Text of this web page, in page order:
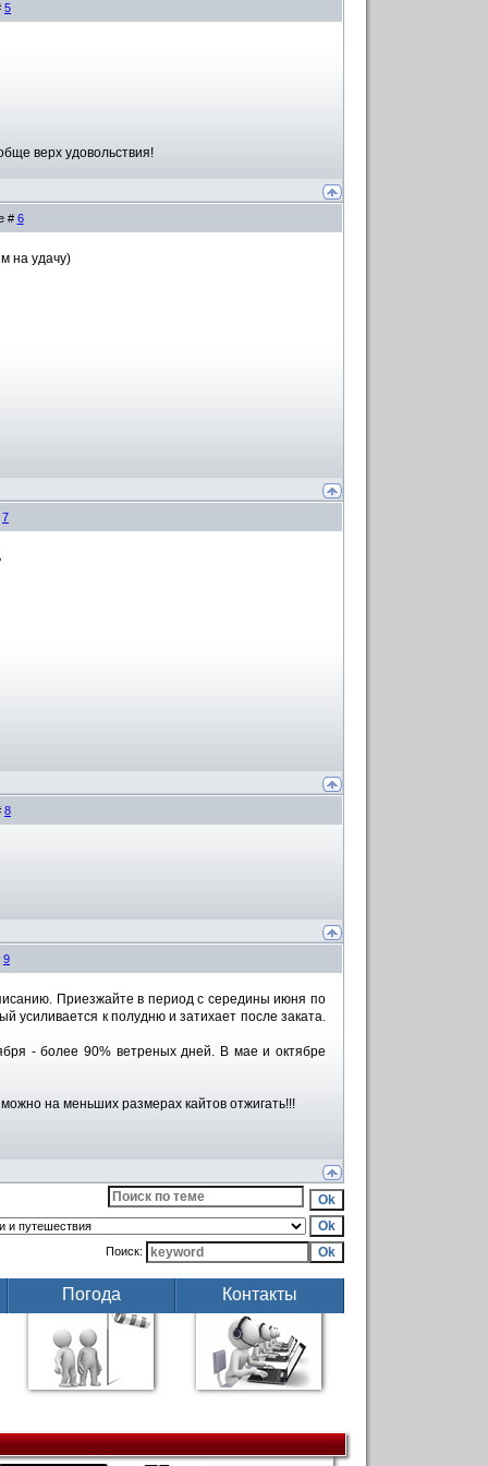
5
верх удовольствия!
# 6
на удачу)
7
8
9
Приезжайте в период с середины июня по
усиливается к полудню и затихает после заката.
- более 90% ветреных дней. В мае и октябре
на меньших размерах кайтов отжигать!!!
Поиск:
Погода Контакты